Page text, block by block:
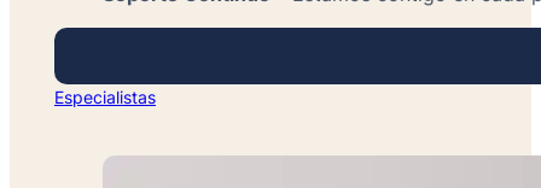
Especialistas